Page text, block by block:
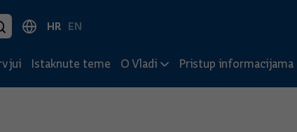
HR EN
Istaknute teme O Vladi Pristup informacijama